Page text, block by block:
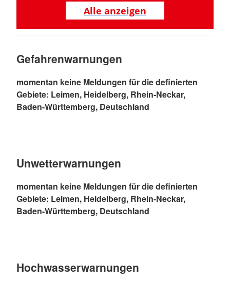
Alle anzeigen
Gefahrenwarnungen
momentan keine Meldungen für die definierten
Gebiete: Leimen, Heidelberg, Rhein-Neckar,
Baden-Württemberg, Deutschland
Unwetterwarnungen
momentan keine Meldungen für die definierten
Gebiete: Leimen, Heidelberg, Rhein-Neckar,
Baden-Württemberg, Deutschland
Hochwasserwarnungen